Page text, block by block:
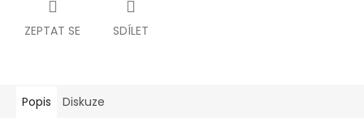
ZEPTAT SE SDÍLET
Popis Diskuze